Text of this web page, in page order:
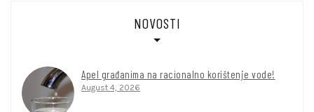
NOVOSTI
Apel građanima na racionalno korištenje vode!
August 4, 2026